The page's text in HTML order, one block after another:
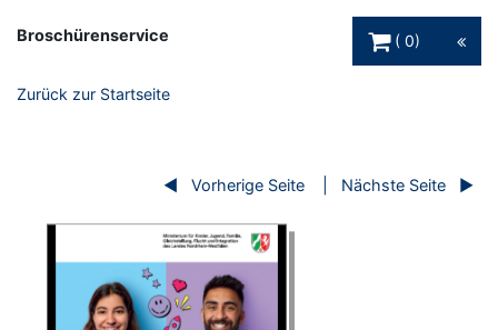
Broschürenservice
0
Zurück zur Startseite
Vorherige Seite Nächste Seite